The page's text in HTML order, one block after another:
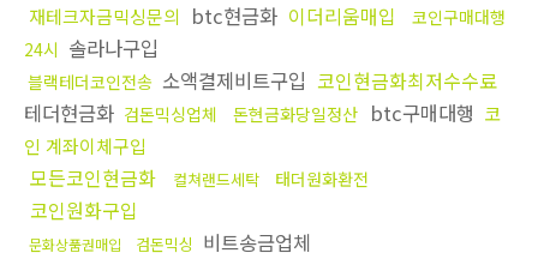
재테크자금믹싱문의 btc현금화 이더리움매입
코인구매대행
24시 솔라나구입
블랙테더코인전송 소액결제비트구입 코인현금화최저수수료
테더현금화 검돈믹싱업체 돈현금화당일정산 btc구매대행 코
인 계좌이체구입
모든코인현금화 컬쳐랜드세탁 태더원화환전
코인원화구입
문화상품권매입 검돈믹싱 비트송금업체